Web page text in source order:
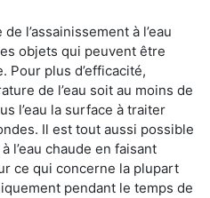
l’assainissement à l’eau
objets qui peuvent être
Pour plus d’efficacité,
de l’eau soit au moins de
l’eau la surface à traiter
Il est tout aussi possible
l’eau chaude en faisant
ce qui concerne la plupart
pendant le temps de